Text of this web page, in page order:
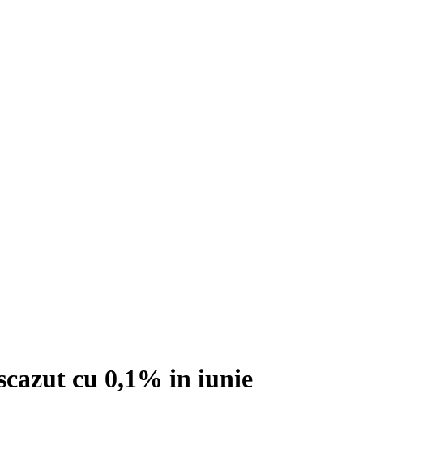
cu 0,1% in iunie